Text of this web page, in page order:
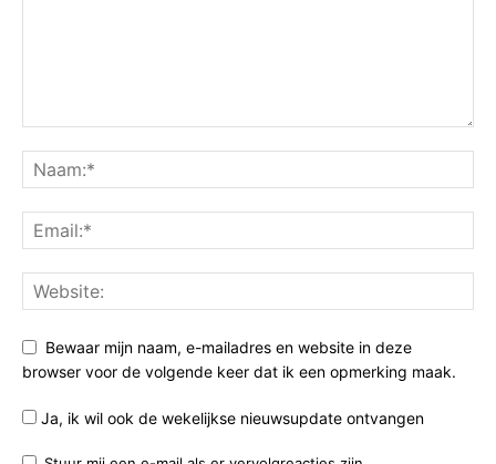
Bewaar mijn naam, e-mailadres en website in deze
browser voor de volgende keer dat ik een opmerking maak.
Ja, ik wil ook de wekelijkse nieuwsupdate ontvangen